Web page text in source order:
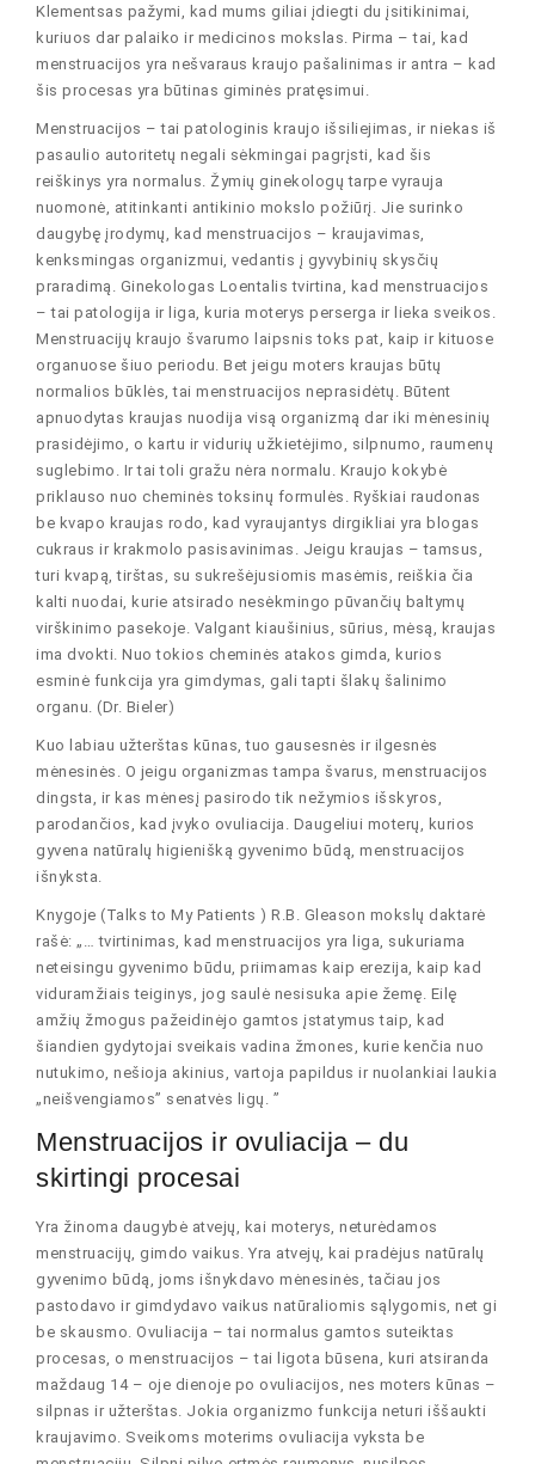
Klementsas pažymi, kad mums giliai įdiegti du įsitikinimai,
kuriuos dar palaiko ir medicinos mokslas. Pirma – tai, kad
menstruacijos yra nešvaraus kraujo pašalinimas ir antra – kad
šis procesas yra būtinas giminės pratęsimui.
Menstruacijos – tai patologinis kraujo išsiliejimas, ir niekas iš
pasaulio autoritetų negali sėkmingai pagrįsti, kad šis
reiškinys yra normalus. Žymių ginekologų tarpe vyrauja
nuomonė, atitinkanti antikinio mokslo požiūrį. Jie surinko
daugybę įrodymų, kad menstruacijos – kraujavimas,
kenksmingas organizmui, vedantis į gyvybinių skysčių
praradimą. Ginekologas Loentalis tvirtina, kad menstruacijos
– tai patologija ir liga, kuria moterys perserga ir lieka sveikos.
Menstruacijų kraujo švarumo laipsnis toks pat, kaip ir kituose
organuose šiuo periodu. Bet jeigu moters kraujas būtų
normalios būklės, tai menstruacijos neprasidėtų. Būtent
apnuodytas kraujas nuodija visą organizmą dar iki mėnesinių
prasidėjimo, o kartu ir vidurių užkietėjimo, silpnumo, raumenų
suglebimo. Ir tai toli gražu nėra normalu. Kraujo kokybė
priklauso nuo cheminės toksinų formulės. Ryškiai raudonas
be kvapo kraujas rodo, kad vyraujantys dirgikliai yra blogas
cukraus ir krakmolo pasisavinimas. Jeigu kraujas – tamsus,
turi kvapą, tirštas, su sukrešėjusiomis masėmis, reiškia čia
kalti nuodai, kurie atsirado nesėkmingo pūvančių baltymų
virškinimo pasekoje. Valgant kiaušinius, sūrius, mėsą, kraujas
ima dvokti. Nuo tokios cheminės atakos gimda, kurios
esminė funkcija yra gimdymas, gali tapti šlakų šalinimo
organu. (Dr. Bieler)
Kuo labiau užterštas kūnas, tuo gausesnės ir ilgesnės
mėnesinės. O jeigu organizmas tampa švarus, menstruacijos
dingsta, ir kas mėnesį pasirodo tik nežymios išskyros,
parodančios, kad įvyko ovuliacija. Daugeliui moterų, kurios
gyvena natūralų higienišką gyvenimo būdą, menstruacijos
išnyksta.
Knygoje (Talks to My Patients ) R.B. Gleason mokslų daktarė
rašė: „… tvirtinimas, kad menstruacijos yra liga, sukuriama
neteisingu gyvenimo būdu, priimamas kaip erezija, kaip kad
viduramžiais teiginys, jog saulė nesisuka apie žemę. Eilę
amžių žmogus pažeidinėjo gamtos įstatymus taip, kad
šiandien gydytojai sveikais vadina žmones, kurie kenčia nuo
nutukimo, nešioja akinius, vartoja papildus ir nuolankiai laukia
„neišvengiamos” senatvės ligų. ”
Menstruacijos ir ovuliacija – du
skirtingi procesai
Yra žinoma daugybė atvejų, kai moterys, neturėdamos
menstruacijų, gimdo vaikus. Yra atvejų, kai pradėjus natūralų
gyvenimo būdą, joms išnykdavo mėnesinės, tačiau jos
pastodavo ir gimdydavo vaikus natūraliomis sąlygomis, net gi
be skausmo. Ovuliacija – tai normalus gamtos suteiktas
procesas, o menstruacijos – tai ligota būsena, kuri atsiranda
maždaug 14 – oje dienoje po ovuliacijos, nes moters kūnas –
silpnas ir užterštas. Jokia organizmo funkcija neturi iššaukti
kraujavimo. Sveikoms moterims ovuliacija vyksta be